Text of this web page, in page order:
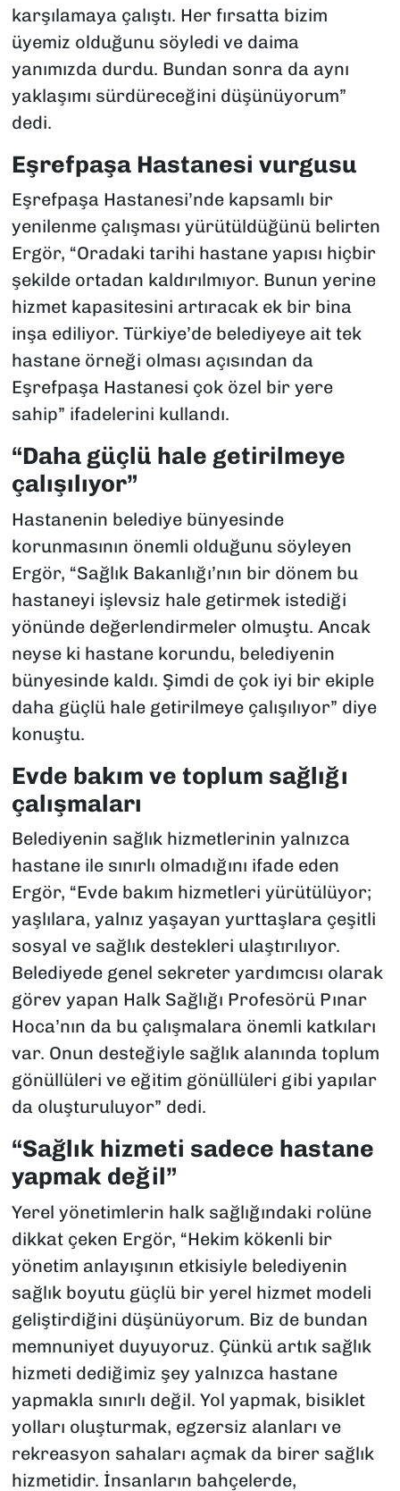
karşılamaya çalıştı. Her fırsatta bizim
üyemiz olduğunu söyledi ve daima
yanımızda durdu. Bundan sonra da aynı
yaklaşımı sürdüreceğini düşünüyorum”
dedi.
Eşrefpaşa Hastanesi vurgusu
Eşrefpaşa Hastanesi’nde kapsamlı bir
yenilenme çalışması yürütüldüğünü belirten
Ergör, “Oradaki tarihi hastane yapısı hiçbir
şekilde ortadan kaldırılmıyor. Bunun yerine
hizmet kapasitesini artıracak ek bir bina
inşa ediliyor. Türkiye’de belediyeye ait tek
hastane örneği olması açısından da
Eşrefpaşa Hastanesi çok özel bir yere
sahip” ifadelerini kullandı.
“Daha güçlü hale getirilmeye
çalışılıyor”
Hastanenin belediye bünyesinde
korunmasının önemli olduğunu söyleyen
Ergör, “Sağlık Bakanlığı’nın bir dönem bu
hastaneyi işlevsiz hale getirmek istediği
yönünde değerlendirmeler olmuştu. Ancak
neyse ki hastane korundu, belediyenin
bünyesinde kaldı. Şimdi de çok iyi bir ekiple
daha güçlü hale getirilmeye çalışılıyor” diye
konuştu.
Evde bakım ve toplum sağlığı
çalışmaları
Belediyenin sağlık hizmetlerinin yalnızca
hastane ile sınırlı olmadığını ifade eden
Ergör, “Evde bakım hizmetleri yürütülüyor;
yaşlılara, yalnız yaşayan yurttaşlara çeşitli
sosyal ve sağlık destekleri ulaştırılıyor.
Belediyede genel sekreter yardımcısı olarak
görev yapan Halk Sağlığı Profesörü Pınar
Hoca’nın da bu çalışmalara önemli katkıları
var. Onun desteğiyle sağlık alanında toplum
gönüllüleri ve eğitim gönüllüleri gibi yapılar
da oluşturuluyor” dedi.
“Sağlık hizmeti sadece hastane
yapmak değil”
Yerel yönetimlerin halk sağlığındaki rolüne
dikkat çeken Ergör, “Hekim kökenli bir
yönetim anlayışının etkisiyle belediyenin
sağlık boyutu güçlü bir yerel hizmet modeli
geliştirdiğini düşünüyorum. Biz de bundan
memnuniyet duyuyoruz. Çünkü artık sağlık
hizmeti dediğimiz şey yalnızca hastane
yapmakla sınırlı değil. Yol yapmak, bisiklet
yolları oluşturmak, egzersiz alanları ve
rekreasyon sahaları açmak da birer sağlık
hizmetidir. İnsanların bahçelerde,